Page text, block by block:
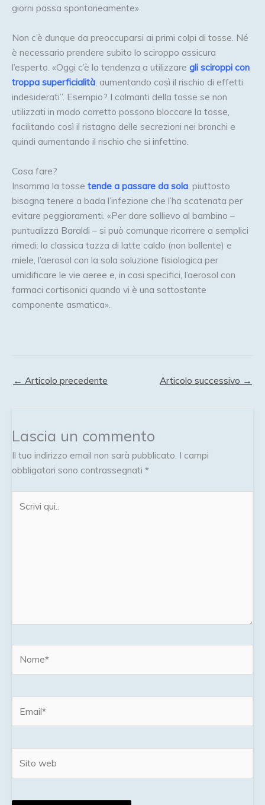
giorni passa spontaneamente».
Non c’è dunque da preoccuparsi ai primi colpi di tosse. Né
è necessario prendere subito lo sciroppo assicura
l’esperto. «Oggi c’è la tendenza a utilizzare gli sciroppi con
troppa superficialità , aumentando così il rischio di effetti
indesiderati”. Esempio? I calmanti della tosse se non
utilizzati in modo corretto possono bloccare la tosse,
facilitando così il ristagno delle secrezioni nei bronchi e
quindi aumentando il rischio che si infettino.
Cosa fare?
Insomma la tosse tende a passare da sola , piuttosto
bisogna tenere a bada l’infezione che l’ha scatenata per
evitare peggioramenti. «Per dare sollievo al bambino –
puntualizza Baraldi – si può comunque ricorrere a semplici
rimedi: la classica tazza di latte caldo (non bollente) e
miele, l’aerosol con la sola soluzione fisiologica per
umidificare le vie aeree e, in casi specifici, l’aerosol con
farmaci cortisonici quando vi è una sottostante
componente asmatica».
← Articolo precedente Articolo successivo →
Lascia un commento
Il tuo indirizzo email non sarà pubblicato. I campi
obbligatori sono contrassegnati *
qui..
web